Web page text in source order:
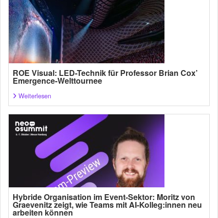
ROE Visual: LED-Technik für Professor Brian Cox’
Emergence-Welttournee
Weiterlesen
Hybride Organisation im Event-Sektor: Moritz von
Graevenitz zeigt, wie Teams mit AI-Kolleg:innen neu
arbeiten können